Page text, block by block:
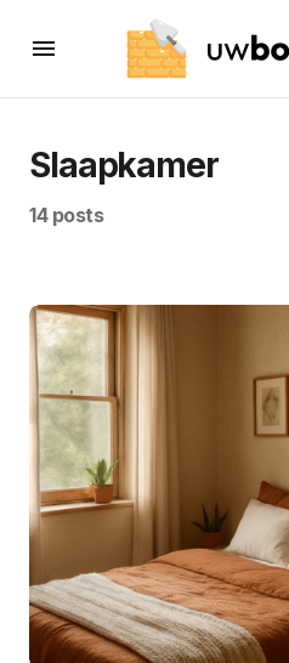
Slaapkamer
14 posts